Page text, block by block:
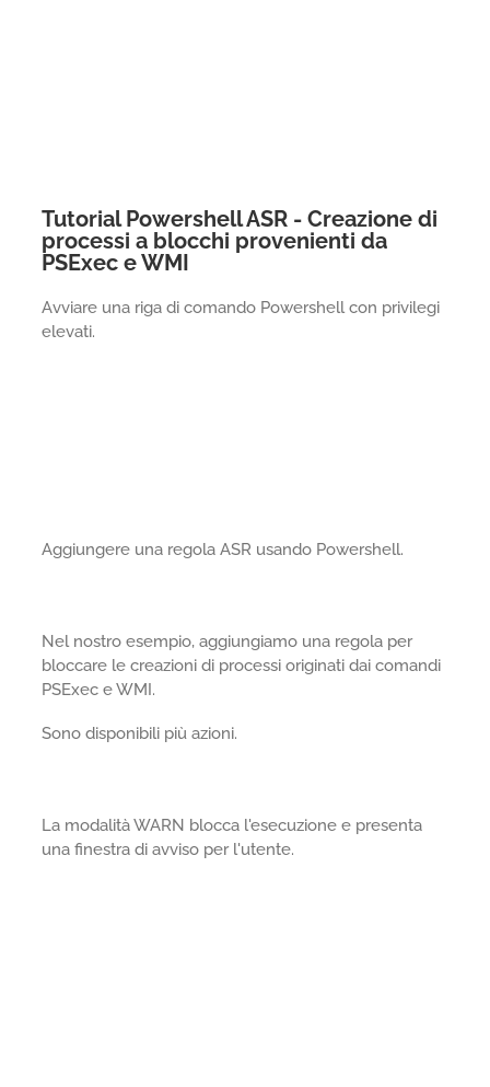
Tutorial Powershell ASR - Creazione di
processi a blocchi provenienti da
PSExec e WMI
Avviare una riga di comando Powershell con privilegi
elevati.
Aggiungere una regola ASR usando Powershell.
Nel nostro esempio, aggiungiamo una regola per
bloccare le creazioni di processi originati dai comandi
PSExec e WMI.
Sono disponibili più azioni.
La modalità WARN blocca l'esecuzione e presenta
una finestra di avviso per l'utente.